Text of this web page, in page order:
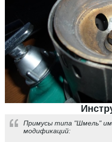
Примусы типа "Шмель"
модификаций: